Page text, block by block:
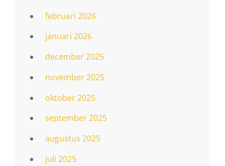
februari 2026
januari 2026
december 2025
november 2025
oktober 2025
september 2025
augustus 2025
juli 2025